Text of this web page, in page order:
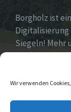
Wir verwenden
Borgholz ist
Digitalisierung
Siegeln! Mehr
gibt es unter
https://